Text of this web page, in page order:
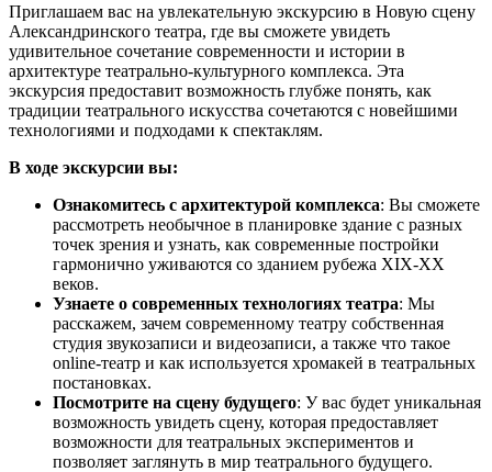
Приглашаем вас на увлекательную экскурсию в Новую сцену
Александринского театра, где вы сможете увидеть
удивительное сочетание современности и истории в
архитектуре театрально-культурного комплекса. Эта
экскурсия предоставит возможность глубже понять, как
традиции театрального искусства сочетаются с новейшими
технологиями и подходами к спектаклям.
В ходе экскурсии вы:
Ознакомитесь с архитектурой комплекса: Вы сможете
рассмотреть необычное в планировке здание с разных
точек зрения и узнать, как современные постройки
гармонично уживаются со зданием рубежа XIX-XX
веков.
Узнаете о современных технологиях театра: Мы
расскажем, зачем современному театру собственная
студия звукозаписи и видеозаписи, а также что такое
online-театр и как используется хромакей в театральных
постановках.
Посмотрите на сцену будущего: У вас будет уникальная
возможность увидеть сцену, которая предоставляет
возможности для театральных экспериментов и
позволяет заглянуть в мир театрального будущего.